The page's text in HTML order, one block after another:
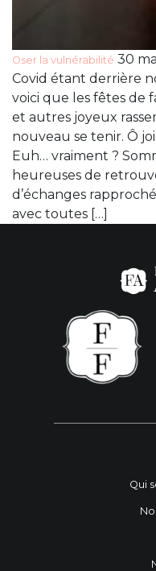
Oser la vulnérabilité 30
Covid étant derrière
voici que les fêtes de
et autres joyeux
nouveau se tenir. Ô
Euh… vraiment ?
heureuses de
d’échanges
avec toutes […]
Qui